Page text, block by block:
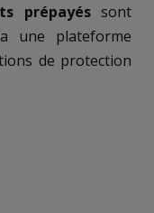
prépayéssont
une plateforme
de protection